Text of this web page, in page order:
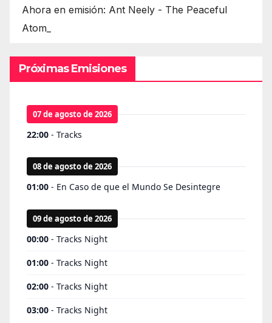
Ahora en emisión: Ant Neely - The Peaceful
Atom_
Próximas Emisiones